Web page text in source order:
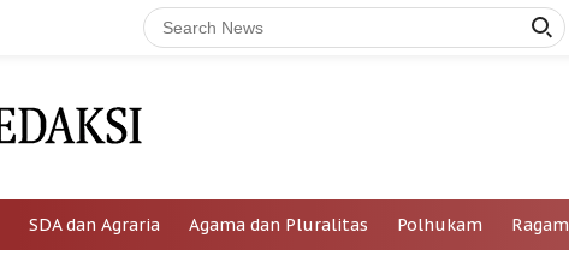
SDA dan Agraria Agama dan Pluralitas Polhukam Ragam